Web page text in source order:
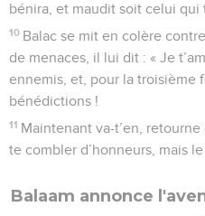
bénira, et maudit soit celui qui
10 Balac se mit en colère
de menaces, il lui dit : « Je
ennemis, et, pour la troisième
bénédictions !
11 Maintenant va-t’en,
te combler d’honneurs, mais
Balaam annonce